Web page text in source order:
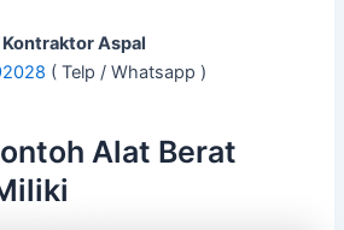
Kontraktor Aspal
( Telp / Whatsapp )
Alat Berat